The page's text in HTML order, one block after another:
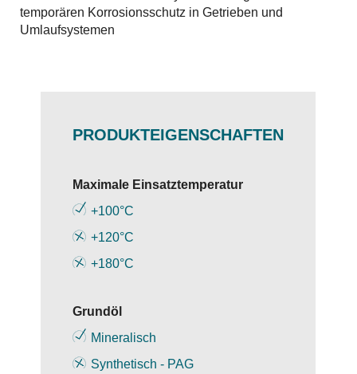
temporären Korrosionsschutz in Getrieben und
Umlaufsystemen
PRODUKTEIGENSCHAFTEN
Maximale Einsatztemperatur
+100°C
+120°C
+180°C
Grundöl
Mineralisch
Synthetisch - PAG